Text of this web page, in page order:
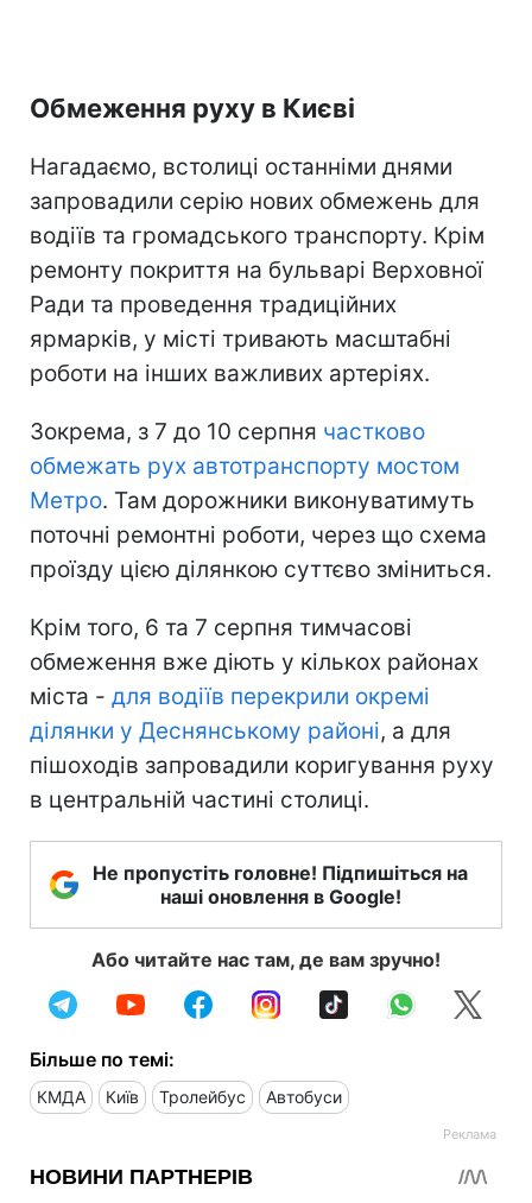
Обмеження руху в Києві
Нагадаємо, встолиці останніми днями
запровадили серію нових обмежень для
водіїв та громадського транспорту. Крім
ремонту покриття на бульварі Верховної
Ради та проведення традиційних
ярмарків, у місті тривають масштабні
роботи на інших важливих артеріях.
Зокрема, з 7 до 10 серпня частково
обмежать рух автотранспорту мостом
Метро. Там дорожники виконуватимуть
поточні ремонтні роботи, через що схема
проїзду цією ділянкою суттєво зміниться.
Крім того, 6 та 7 серпня тимчасові
обмеження вже діють у кількох районах
міста - для водіїв перекрили окремі
ділянки у Деснянському районі, а для
пішоходів запровадили коригування руху
в центральній частині столиці.
Не пропустіть головне! Підпишіться на
наші оновлення в Google!
Або читайте нас там, де вам зручно!
Більше по темі:
КМДА Київ Тролейбус Автобуси